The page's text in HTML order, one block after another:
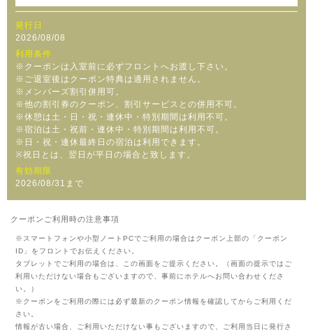
発行日
2026/08/08
利用条件
※クーポンは入室前に必ずフロントへお渡し下さい。
※ご退室後はクーポン特典は適用されません。
※メンバーズ割引併用可。
※他の割引券のクーポン、割引サービスとの併用不可。
※休憩は土・日・祝・連休中・特別期間は利用不可。
※宿泊は土・祝前・連休中・特別期間は利用不可。
※日・祝・連休最終日の宿泊は利用できます。
※祝日とは、翌日が平日の場合と致します。
有効期限
2026/08/31まで
クーポンご利用時の注意事項
※スマートフォンや小型ノートPCでご利用の場合はクーポン上部の「クーポン
ID」をフロントでお伝えください。
タブレットでご利用の場合は、この画面をご提示ください。（画面の提示ではご
利用いただけない場合もございますので、事前にホテルへお問い合わせくださ
い。）
※クーポンをご利用の際には必ず最新のクーポン情報を確認してからご利用くだ
さい。
情報が古い場合、ご利用いただけない事もございますので、ご利用当日に発行さ